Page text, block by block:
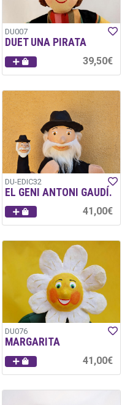
DU007
DUET UNA PIRATA
39,50€
DU-EDIC32
EL GENI ANTONI GAUDÍ.
41,00€
DU076
MARGARITA
41,00€